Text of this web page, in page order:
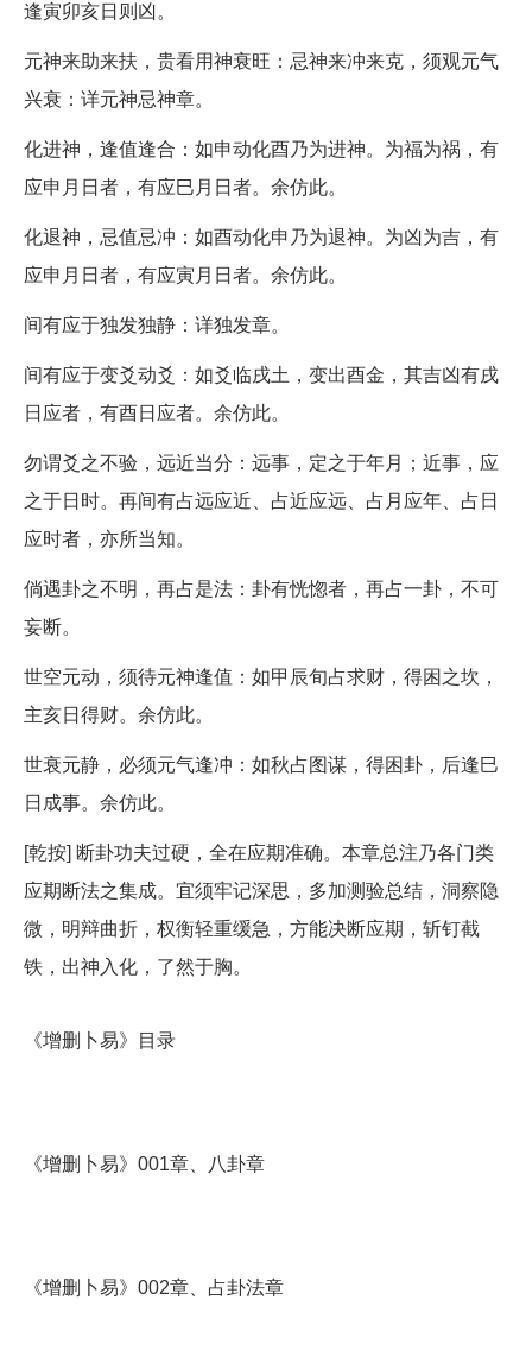
逢寅卯亥日则凶。
元神来助来扶，贵看用神衰旺：忌神来冲来克，须观元气
兴衰：详元神忌神章。
化进神，逢值逢合：如申动化酉乃为进神。为福为祸，有
应申月日者，有应巳月日者。余仿此。
化退神，忌值忌冲：如酉动化申乃为退神。为凶为吉，有
应申月日者，有应寅月日者。余仿此。
间有应于独发独静：详独发章。
间有应于变爻动爻：如爻临戌土，变出酉金，其吉凶有戌
日应者，有酉日应者。余仿此。
勿谓爻之不验，远近当分：远事，定之于年月；近事，应
之于日时。再间有占远应近、占近应远、占月应年、占日
应时者，亦所当知。
倘遇卦之不明，再占是法：卦有恍惚者，再占一卦，不可
妄断。
世空元动，须待元神逢值：如甲辰旬占求财，得困之坎，
主亥日得财。余仿此。
世衰元静，必须元气逢冲：如秋占图谋，得困卦，后逢巳
日成事。余仿此。
[乾按] 断卦功夫过硬，全在应期准确。本章总注乃各门类
应期断法之集成。宜须牢记深思，多加测验总结，洞察隐
微，明辩曲折，权衡轻重缓急，方能决断应期，斩钉截
铁，出神入化，了然于胸。
《增删卜易》目录
《增删卜易》001章、八卦章
《增删卜易》002章、占卦法章